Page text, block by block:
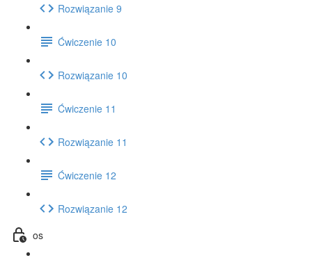
Rozwiązanie 9
Ćwiczenie 10
Rozwiązanie 10
Ćwiczenie 11
Rozwiązanie 11
Ćwiczenie 12
Rozwiązanie 12
os